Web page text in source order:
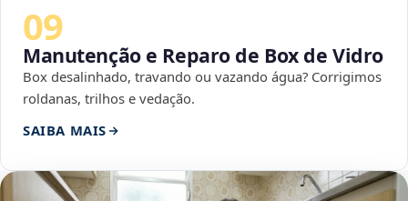
09
Manutenção e Reparo de Box de Vidro
Box desalinhado, travando ou vazando água? Corrigimos
roldanas, trilhos e vedação.
SAIBA MAIS